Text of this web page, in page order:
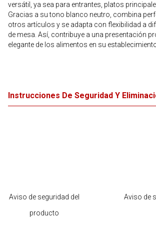
versátil, ya sea para entrantes, platos
Gracias a su tono blanco neutro, combina
otros artículos y se adapta con flexibilidad a
de mesa. Así, contribuye a una presentación
elegante de los alimentos en su
Instrucciones De Seguridad Y
Aviso de seguridad del
producto
Aviso de